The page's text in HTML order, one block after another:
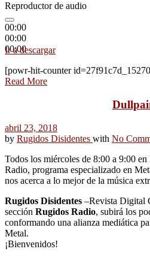
Reproductor de audio
00:00
00:00
00:00
Ir a descargar
[powr-hit-counter
Read More
abril 23, 2018
by Rugidos Disidentes with No
Todos los miércoles de 8:00 a 9:00
Radio, programa especializado en
nos acerca a lo mejor de la música
Rugidos Disidentes –Revista Digital
sección Rugidos Radio, subirá los
conformando una alianza mediática
Metal.
¡Bienvenidos!